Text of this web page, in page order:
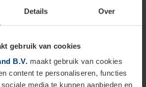
Details Over
gebruik van cookies
B.V. maakt gebruik van cookies
content te personaliseren, functies
media te kunnen aanbieden en
vinden binnen de organisatie.
met collega’s en afdelingen tot
Benieuwd hoe onze medewerkers